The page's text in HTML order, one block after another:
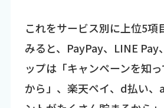
これをサービス別に上位5項
みると、PayPay、LINE Pay
ップは「キャンペーンを知
から」、楽天ペイ、d払い、